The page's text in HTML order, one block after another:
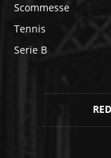
Scommesse
Tennis
Serie B